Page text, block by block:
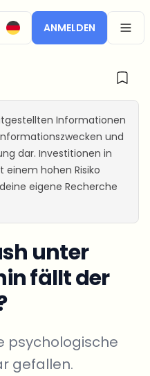
ANMELDEN
Informationen
und
dar. Investitionen in
einem hohen Risiko
eigene Recherche
unter
fällt der
psychologische
gefallen.